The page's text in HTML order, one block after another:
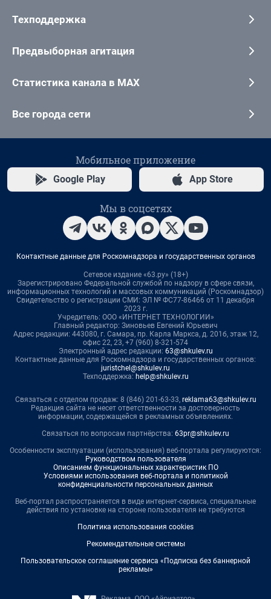
Техподдержка
Предвыборная агитация
Статистика канала в MAX
Все города сети
Мобильное приложение
Google Play App Store
Мы в соцсетях
Контактные данные для Роскомнадзора и государственных органов
Сетевое издание «63.ру» (18+)
Зарегистрировано Федеральной службой по надзору в сфере связи,
информационных технологий и массовых коммуникаций (Роскомнадзор)
Свидетельство о регистрации СМИ: ЭЛ № ФС77-86466 от 11 декабря
2023 г.
Учредитель: ООО «ИНТЕРНЕТ ТЕХНОЛОГИИ»
Главный редактор: Зиновьев Евгений Юрьевич
Адрес редакции: 443080, г. Самара, пр. Карла Маркса, д. 201б, этаж 12,
офис 22, 23, +7 (960) 8-321-574
Электронный адрес редакции: 63@shkulev.ru
Контактные данные для Роскомнадзора и государственных органов:
juristchel@shkulev.ru
Техподдержка: help@shkulev.ru
Связаться с отделом продаж: 8 (846) 201-63-33, reklama63@shkulev.ru
Редакция сайта не несет ответственности за достоверность
информации, содержащейся в рекламных объявлениях.
Связаться по вопросам партнёрства: 63pr@shkulev.ru
Особенности эксплуатации (использования) веб-портала регулируются:
Руководством пользователя
Описанием функциональных характеристик ПО
Условиями использования веб-портала и политикой
конфиденциальности персональных данных
Веб-портал распространяется в виде интернет-сервиса, специальные
действия по установке на стороне пользователя не требуются
Политика использования cookies
Рекомендательные системы
Пользовательское соглашение сервиса «Подписка без баннерной
рекламы»